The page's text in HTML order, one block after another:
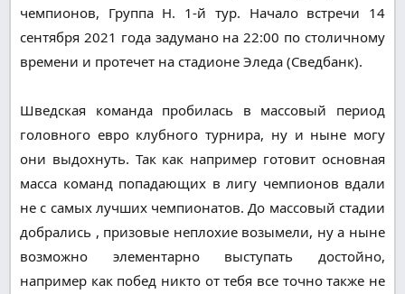
чемпионов, Группа H. 1-й тур. Начало встречи 14
сентября 2021 года задумано на 22:00 по столичному
времени и протечет на стадионе Эледа (Сведбанк).
Шведская команда пробилась в массовый период
головного евро клубного турнира, ну и ныне могу
они выдохнуть. Так как например готовит основная
масса команд попадающих в лигу чемпионов вдали
не с самых лучших чемпионатов. До массовый стадии
добрались , призовые неплохие возымели, ну а ныне
возможно элементарно выступать достойно,
например как побед никто от тебя все точно также не